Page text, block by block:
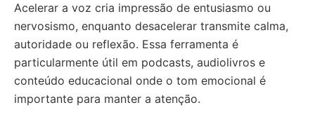
Acelerar a voz cria impressão de entusiasmo ou
nervosismo, enquanto desacelerar transmite calma,
autoridade ou reflexão. Essa ferramenta é
particularmente útil em podcasts, audiolivros e
conteúdo educacional onde o tom emocional é
importante para manter a atenção.